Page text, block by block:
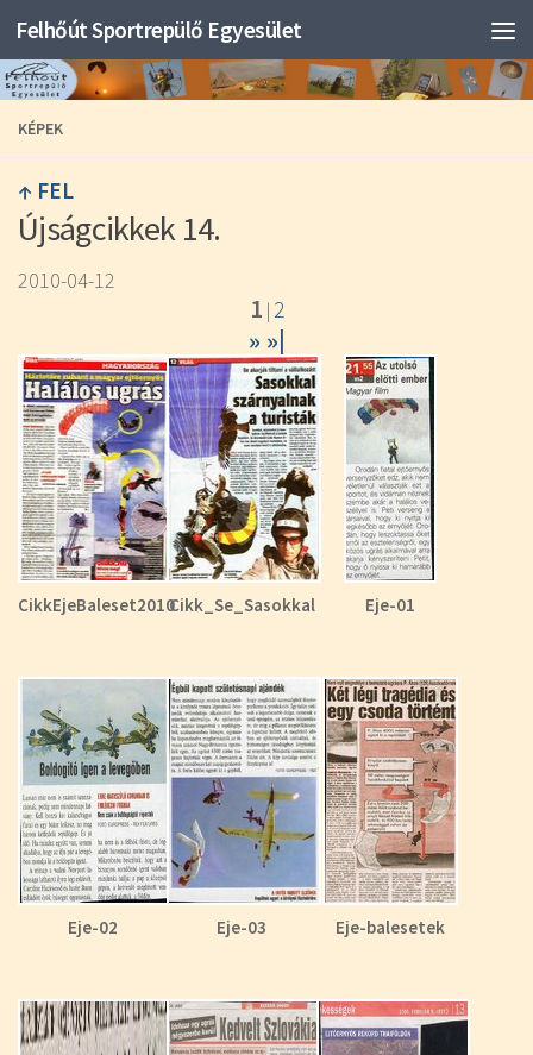
Felhőút Sportrepülő Egyesület
KÉPEK
↑ FEL
Újságcikkek 14.
2010-04-12
1 | 2
» »|
CikkEjeBaleset2010Cikk_Se_Sasokkal Eje-01
Eje-02 Eje-03 Eje-balesetek